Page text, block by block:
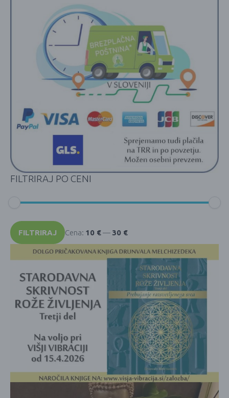
FILTRIRAJ PO CENI
Min
cena
Max
cenaFILTRIRAJ Cena: 10 €— 30 €